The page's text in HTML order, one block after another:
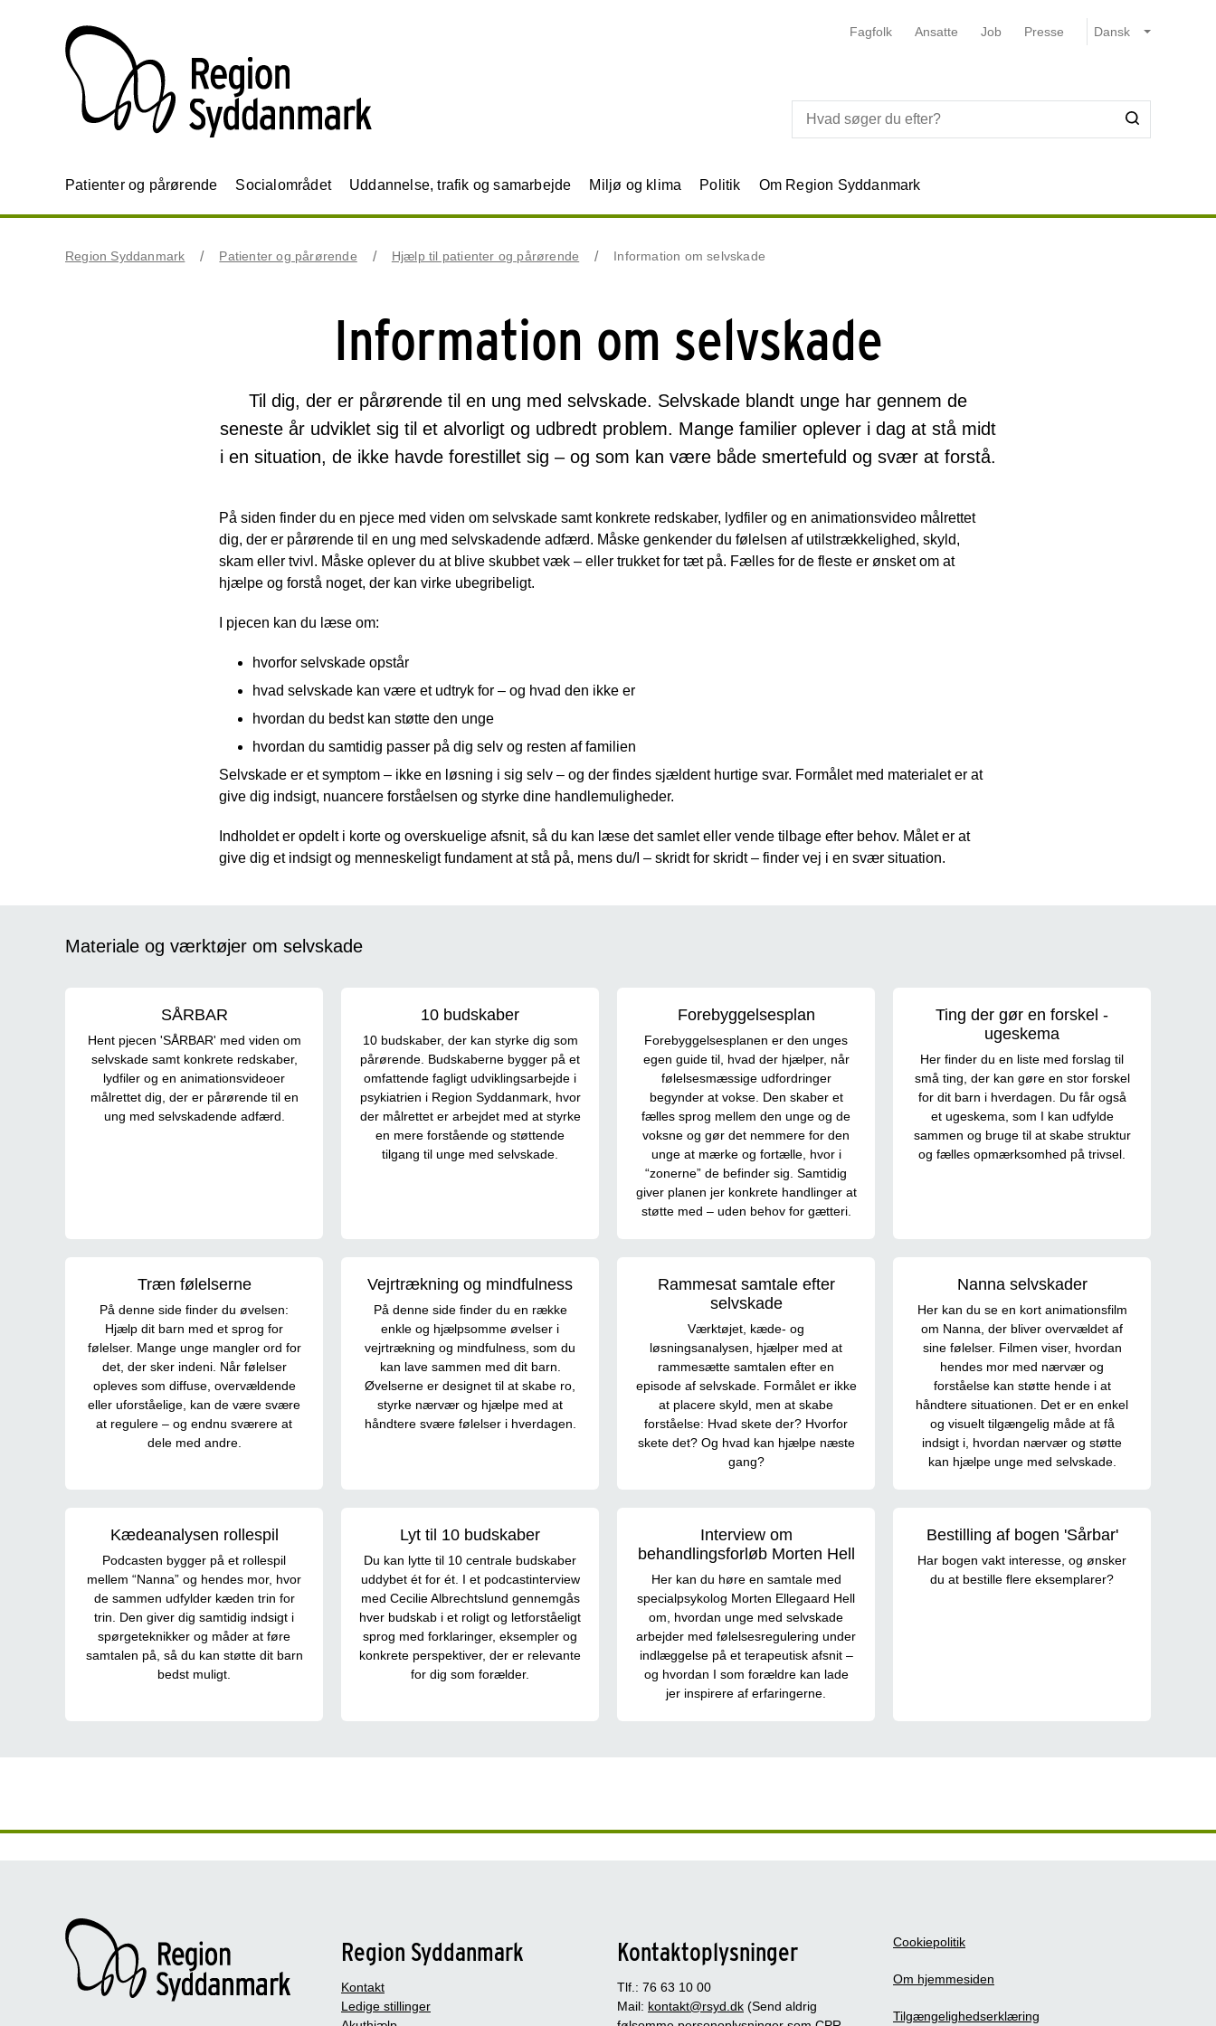
Fagfolk Ansatte Job Presse
Patienter og pårørende Socialområdet Uddannelse, trafik og samarbejde Miljø og klima Politik Om Region Syddanmark
Region Syddanmark Patienter og pårørende Hjælp til patienter og pårørende Information om selvskade
Information om selvskade
Til dig, der er pårørende til en ung med selvskade. Selvskade blandt unge har gennem de
seneste år udviklet sig til et alvorligt og udbredt problem. Mange familier oplever i dag at stå midt
i en situation, de ikke havde forestillet sig – og som kan være både smertefuld og svær at forstå.
På siden finder du en pjece med viden om selvskade samt konkrete redskaber, lydfiler og en animationsvideo målrettet
dig, der er pårørende til en ung med selvskadende adfærd. Måske genkender du følelsen af utilstrækkelighed, skyld,
skam eller tvivl. Måske oplever du at blive skubbet væk – eller trukket for tæt på. Fælles for de fleste er ønsket om at
hjælpe og forstå noget, der kan virke ubegribeligt.
I pjecen kan du læse om:
hvorfor selvskade opstår
hvad selvskade kan være et udtryk for – og hvad den ikke er
hvordan du bedst kan støtte den unge
hvordan du samtidig passer på dig selv og resten af familien
Selvskade er et symptom – ikke en løsning i sig selv – og der findes sjældent hurtige svar. Formålet med materialet er at
give dig indsigt, nuancere forståelsen og styrke dine handlemuligheder.
Indholdet er opdelt i korte og overskuelige afsnit, så du kan læse det samlet eller vende tilbage efter behov. Målet er at
give dig et indsigt og menneskeligt fundament at stå på, mens du/I – skridt for skridt – finder vej i en svær situation.
Materiale og værktøjer om selvskade
SÅRBAR
Hent pjecen 'SÅRBAR' med viden om
selvskade samt konkrete redskaber,
lydfiler og en animationsvideoer
målrettet dig, der er pårørende til en
ung med selvskadende adfærd.
10 budskaber
10 budskaber, der kan styrke dig som
pårørende. Budskaberne bygger på et
omfattende fagligt udviklingsarbejde i
psykiatrien i Region Syddanmark, hvor
der målrettet er arbejdet med at styrke
en mere forstående og støttende
tilgang til unge med selvskade.
Forebyggelsesplan
Forebyggelsesplanen er den unges
egen guide til, hvad der hjælper, når
følelsesmæssige udfordringer
begynder at vokse. Den skaber et
fælles sprog mellem den unge og de
voksne og gør det nemmere for den
unge at mærke og fortælle, hvor i
“zonerne” de befinder sig. Samtidig
giver planen jer konkrete handlinger at
støtte med – uden behov for gætteri.
Ting der gør en forskel -
ugeskema
Her finder du en liste med forslag til
små ting, der kan gøre en stor forskel
for dit barn i hverdagen. Du får også
et ugeskema, som I kan udfylde
sammen og bruge til at skabe struktur
og fælles opmærksomhed på trivsel.
Træn følelserne
På denne side finder du øvelsen:
Hjælp dit barn med et sprog for
følelser. Mange unge mangler ord for
det, der sker indeni. Når følelser
opleves som diffuse, overvældende
eller uforståelige, kan de være svære
at regulere – og endnu sværere at
dele med andre.
Vejrtrækning og mindfulness
På denne side finder du en række
enkle og hjælpsomme øvelser i
vejrtrækning og mindfulness, som du
kan lave sammen med dit barn.
Øvelserne er designet til at skabe ro,
styrke nærvær og hjælpe med at
håndtere svære følelser i hverdagen.
Rammesat samtale efter
selvskade
Værktøjet, kæde- og
løsningsanalysen, hjælper med at
rammesætte samtalen efter en
episode af selvskade. Formålet er ikke
at placere skyld, men at skabe
forståelse: Hvad skete der? Hvorfor
skete det? Og hvad kan hjælpe næste
gang?
Nanna selvskader
Her kan du se en kort animationsfilm
om Nanna, der bliver overvældet af
sine følelser. Filmen viser, hvordan
hendes mor med nærvær og
forståelse kan støtte hende i at
håndtere situationen. Det er en enkel
og visuelt tilgængelig måde at få
indsigt i, hvordan nærvær og støtte
kan hjælpe unge med selvskade.
Kædeanalysen rollespil
Podcasten bygger på et rollespil
mellem “Nanna” og hendes mor, hvor
de sammen udfylder kæden trin for
trin. Den giver dig samtidig indsigt i
spørgeteknikker og måder at føre
samtalen på, så du kan støtte dit barn
bedst muligt.
Lyt til 10 budskaber
Du kan lytte til 10 centrale budskaber
uddybet ét for ét. I et podcastinterview
med Cecilie Albrechtslund gennemgås
hver budskab i et roligt og letforståeligt
sprog med forklaringer, eksempler og
konkrete perspektiver, der er relevante
for dig som forælder.
Interview om
behandlingsforløb Morten Hell
Her kan du høre en samtale med
specialpsykolog Morten Ellegaard Hell
om, hvordan unge med selvskade
arbejder med følelsesregulering under
indlæggelse på et terapeutisk afsnit –
og hvordan I som forældre kan lade
jer inspirere af erfaringerne.
Bestilling af bogen 'Sårbar'
Har bogen vakt interesse, og ønsker
du at bestille flere eksemplarer?
Region Syddanmark
Kontakt
Ledige stillinger
Kontaktoplysninger
Tlf.: 76 63 10 00
Mail: kontakt@rsyd.dk (Send aldrig
Cookiepolitik
Om hjemmesiden
Tilgængelighedserklæring